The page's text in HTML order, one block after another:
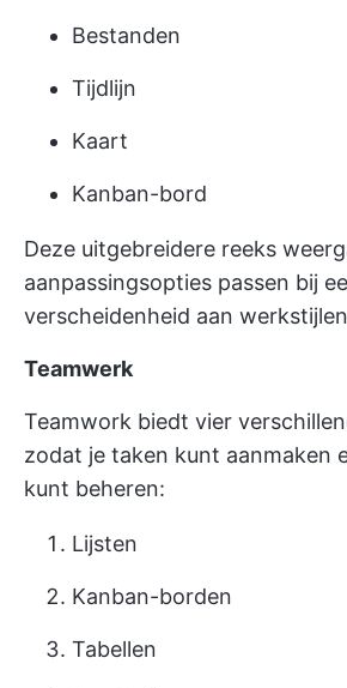
Bestanden
Tijdlijn
Kaart
Kanban-bord
Deze uitgebreidere reeks
aanpassingsopties passen bij
verscheidenheid aan
Teamwerk
Teamwork biedt vier
zodat je taken kunt aanmaken
kunt beheren:
Lijsten
Kanban-borden
Tabellen